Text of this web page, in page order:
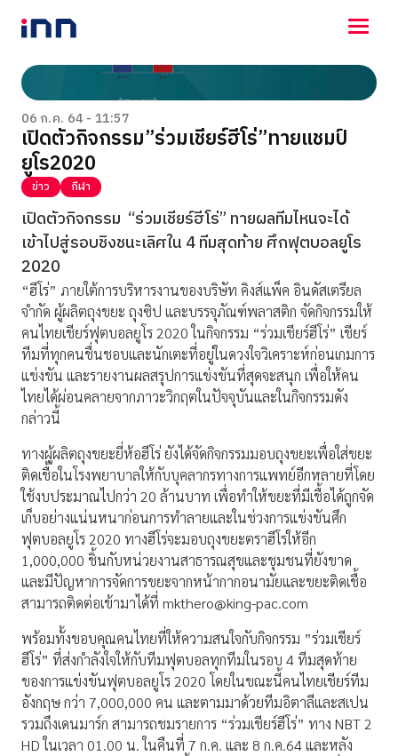
NEWS
ENTERTAINMENT
LIFESTYLE
HOROSCOPE
LOTTERY
VIDEO
ร่วมด้วยช่วยกัน
06 ก.ค. 64 - 11:57
เปิดตัวกิจกรรม”ร่วมเชียร์ฮีโร่”ทายแชมป์
ยูโร2020
ข่าว กีฬา
เปิดตัวกิจกรรม “ร่วมเชียร์ฮีโร่” ทายผลทีมไหนจะได้
เข้าไปสู่รอบชิงชนะเลิศใน 4 ทีมสุดท้าย ศึกฟุตบอลยูโร
2020
“ฮีโร่” ภายใต้การบริหารงานของบริษัท คิงส์แพ็ค อินดัสเตรียล
จำกัด ผู้ผลิตถุงขยะ ถุงซิป และบรรจุภัณฑ์พลาสติก จัดกิจกรรมให้
คนไทยเชียร์ฟุตบอลยูโร 2020 ในกิจกรรม “ร่วมเชียร์ฮีโร่” เชียร์
ทีมที่ทุกคนชื่นชอบและนักเตะที่อยู่ในดวงใจวิเคราะห์ก่อนเกมการ
แข่งขัน และรายงานผลสรุปการแข่งขันที่สุดจะสนุก เพื่อให้คน
ไทยได้ผ่อนคลายจากภาวะวิกฤตในปัจจุบันและในกิจกรรมดัง
กล่าวนี้
ทางผู้ผลิตถุงขยะยี่ห้อฮีโร่ ยังได้จัดกิจกรรมมอบถุงขยะเพื่อใส่ขยะ
ติดเชื้อในโรงพยาบาลให้กับบุคลากรทางการแพทย์อีกหลายที่โดย
ใช้งบประมาณไปกว่า 20 ล้านบาท เพื่อทำให้ขยะที่มีเชื้อได้ถูกจัด
เก็บอย่างแน่นหนาก่อนการทำลายและในช่วงการแข่งขันศึก
ฟุตบอลยูโร 2020 ทางฮีโร่จะมอบถุงขยะตราฮีโร่ให้อีก
1,000,000 ชิ้นกับหน่วยงานสาธารณสุขและชุมชนที่ยังขาด
และมีปัญหาการจัดการขยะจากหน้ากากอนามัยและขยะติดเชื้อ
สามารถติดต่อเข้ามาได้ที่ mkthero@king-pac.com
พร้อมทั้งขอบคุณคนไทยที่ให้ความสนใจกับกิจกรรม ”ร่วมเชียร์
ฮีโร่” ที่ส่งกำลังใจให้กับทีมฟุตบอลทุกทีมในรอบ 4 ทีมสุดท้าย
ของการแข่งขันฟุตบอลยูโร 2020 โดยในขณะนี้คนไทยเชียร์ทีม
อังกฤษ กว่า 7,000,000 คน และตามมาด้วยทีมอิตาลีและสเปน
รวมถึงเดนมาร์ก สามารถชมรายการ “ร่วมเชียร์ฮีโร่” ทาง NBT 2
HD ในเวลา 01.00 น. ในคืนที่ 7 ก.ค. และ 8 ก.ค.64 และหลัง